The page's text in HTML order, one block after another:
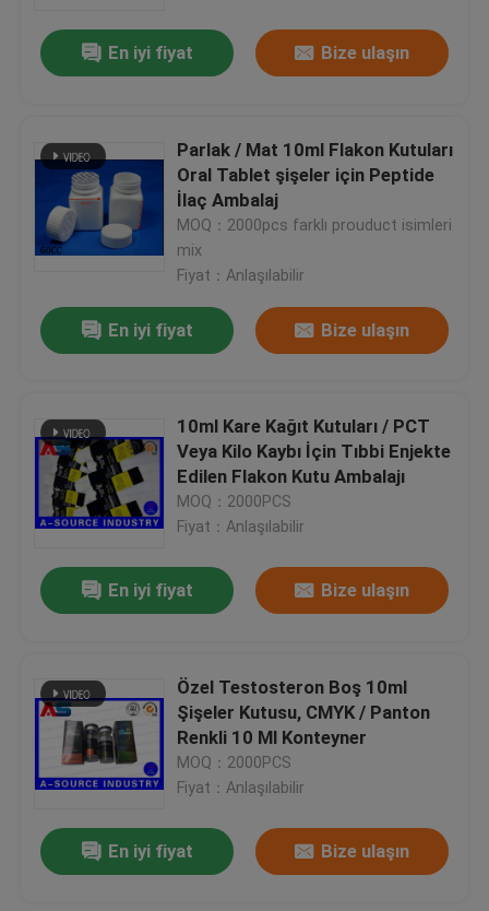
Ev
En iyi fiyat Bize ulaşın
Parlak / Mat 10ml Flakon Kutuları
Oral Tablet şişeler için Peptide
İlaç Ambalaj
MOQ：2000pcs farklı prouduct isimleri
mix
Fiyat：Anlaşılabilir
En iyi fiyat Bize ulaşın
10ml Kare Kağıt Kutuları / PCT
Veya Kilo Kaybı İçin Tıbbi Enjekte
Edilen Flakon Kutu Ambalajı
MOQ：2000PCS
Fiyat：Anlaşılabilir
En iyi fiyat Bize ulaşın
Özel Testosteron Boş 10ml
Şişeler Kutusu, CMYK / Panton
Renkli 10 Ml Konteyner
MOQ：2000PCS
Fiyat：Anlaşılabilir
En iyi fiyat Bize ulaşın